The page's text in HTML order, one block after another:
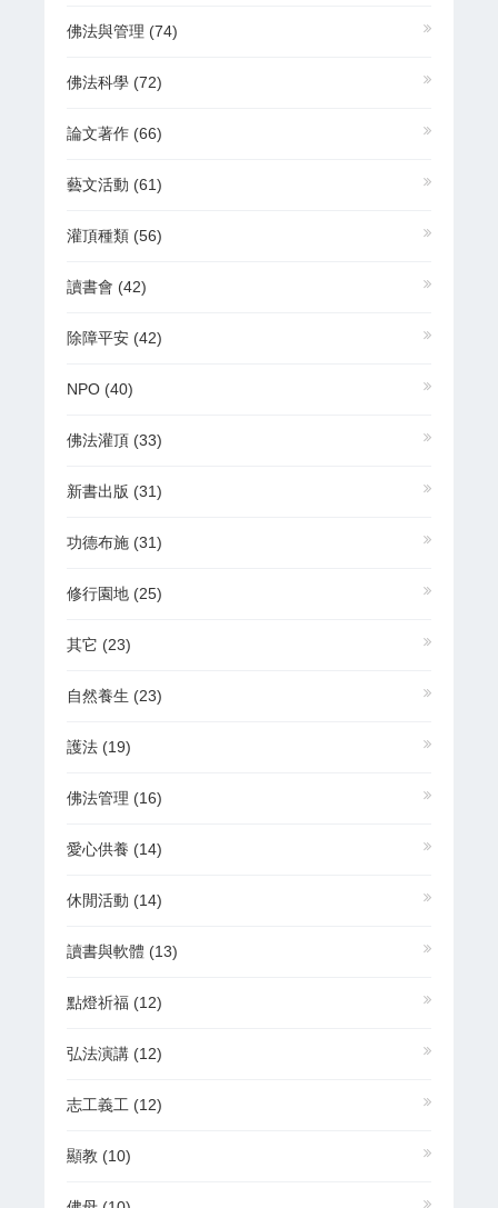
佛法與管理 (74)
佛法科學 (72)
論文著作 (66)
藝文活動 (61)
灌頂種類 (56)
讀書會 (42)
除障平安 (42)
NPO (40)
佛法灌頂 (33)
新書出版 (31)
功德布施 (31)
修行園地 (25)
其它 (23)
自然養生 (23)
護法 (19)
佛法管理 (16)
愛心供養 (14)
休閒活動 (14)
讀書與軟體 (13)
點燈祈福 (12)
弘法演講 (12)
志工義工 (12)
顯教 (10)